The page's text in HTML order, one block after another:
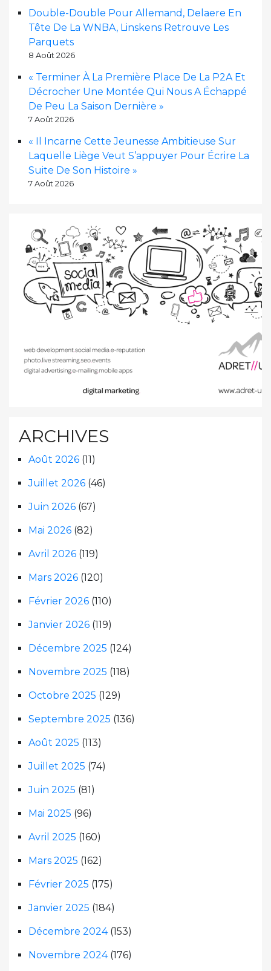
Double-Double Pour Allemand, Delaere En
Tête De La WNBA, Linskens Retrouve Les
Parquets
8 Août 2026
« Terminer À La Première Place De La P2A Et
Décrocher Une Montée Qui Nous A Échappé
De Peu La Saison Dernière »
7 Août 2026
« Il Incarne Cette Jeunesse Ambitieuse Sur
Laquelle Liège Veut S’appuyer Pour Écrire La
Suite De Son Histoire »
7 Août 2026
ARCHIVES
Août 2026 (11)
Juillet 2026 (46)
Juin 2026 (67)
Mai 2026 (82)
Avril 2026 (119)
Mars 2026 (120)
Février 2026 (110)
Janvier 2026 (119)
Décembre 2025 (124)
Novembre 2025 (118)
Octobre 2025 (129)
Septembre 2025 (136)
Août 2025 (113)
Juillet 2025 (74)
Juin 2025 (81)
Mai 2025 (96)
Avril 2025 (160)
Mars 2025 (162)
Février 2025 (175)
Janvier 2025 (184)
Décembre 2024(153)
Novembre 2024(176)